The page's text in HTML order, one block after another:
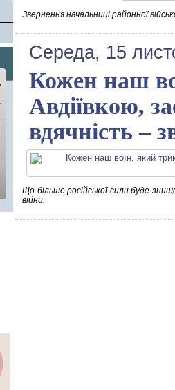
Звернення начальниці районної
Середа, 15
Кожен наш
Авдіївкою,
вдячність –
Що більше російської сили буде
війни.